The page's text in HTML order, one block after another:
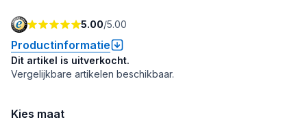
5.00/5.00
Productinformatie
Dit artikel is uitverkocht.
Vergelijkbare artikelen beschikbaar.
Kies maat